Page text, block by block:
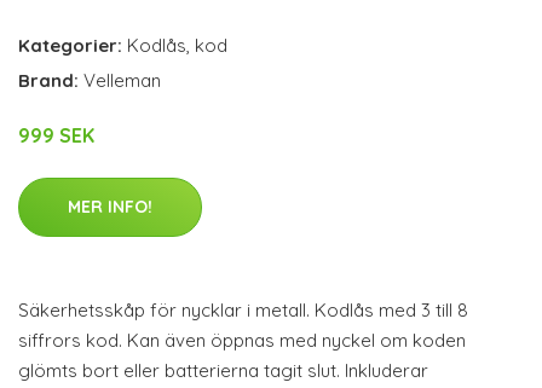
Kategorier: Kodlås, kod
Brand: Velleman
999 SEK
MER INFO!
Säkerhetsskåp för nycklar i metall. Kodlås med 3 till 8
siffrors kod. Kan även öppnas med nyckel om koden
glömts bort eller batterierna tagit slut. Inkluderar